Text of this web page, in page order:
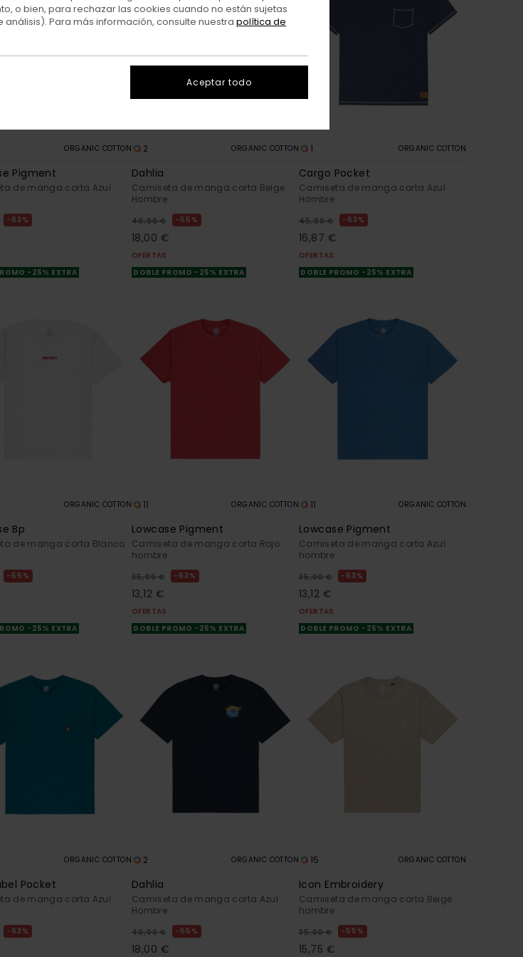
ORGANIC COTTON
Pigment
de manga corta Azul
63%
-25% EXTRA
2 ORGANIC COTTON
Dahlia
Camiseta de manga corta Beige
Hombre
40,00 € 55%
18,00 €
OFERTAS
DOBLE PROMO -25% EXTRA
1 ORGANIC COTTON
Cargo Pocket
Camiseta de manga corta Azul
Hombre
45,00 € 63%
16,87 €
OFERTAS
DOBLE PROMO -25% EXTRA
ORGANIC COTTON
Bp
de manga corta Blanco
55%
-25% EXTRA
11 ORGANIC COTTON
Lowcase Pigment
Camiseta de manga corta Rojo
hombre
35,00 € 63%
13,12 €
OFERTAS
DOBLE PROMO -25% EXTRA
11 ORGANIC COTTON
Lowcase Pigment
Camiseta de manga corta Azul
hombre
35,00 € 63%
13,12 €
OFERTAS
DOBLE PROMO -25% EXTRA
ORGANIC COTTON
Pocket
de manga corta Azul
63%
2 ORGANIC COTTON
Dahlia
Camiseta de manga corta Azul
Hombre
40,00 € 55%
18,00 €
15 ORGANIC COTTON
Icon Embroidery
Camiseta de manga corta Beige
hombre
35,00 € 55%
15,75 €
o bien, para rechazar las cookies cuando no están sujetas
Para más información, consulte nuestra política de
Aceptar todo